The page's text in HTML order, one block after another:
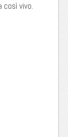
vivo.